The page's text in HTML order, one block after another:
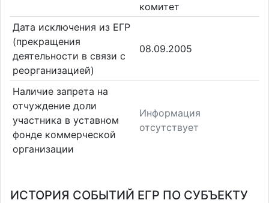
комитет
Дата исключения из ЕГР
(прекращения
деятельности в связи с
реорганизацией)
08.09.2005
Наличие запрета на
отчуждение доли
участника в уставном
фонде коммерческой
организации
Информация
отсутствует
ИСТОРИЯ СОБЫТИЙ ЕГР ПО СУБЪЕКТУ